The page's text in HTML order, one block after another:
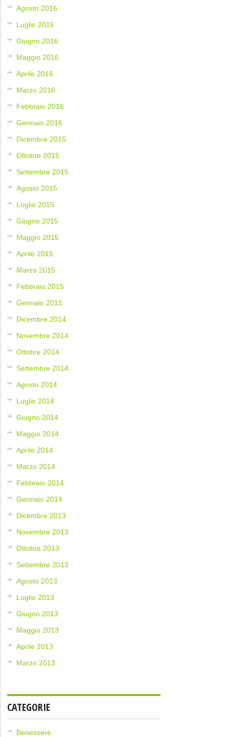
Agosto 2016
Luglio 2016
Giugno 2016
Maggio 2016
Aprile 2016
Marzo 2016
Febbraio 2016
Gennaio 2016
Dicembre 2015
Ottobre 2015
Settembre 2015
Agosto 2015
Luglio 2015
Giugno 2015
Maggio 2015
Aprile 2015
Marzo 2015
Febbraio 2015
Gennaio 2015
Dicembre 2014
Novembre 2014
Ottobre 2014
Settembre 2014
Agosto 2014
Luglio 2014
Giugno 2014
Maggio 2014
Aprile 2014
Marzo 2014
Febbraio 2014
Gennaio 2014
Dicembre 2013
Novembre 2013
Ottobre 2013
Settembre 2013
Agosto 2013
Luglio 2013
Giugno 2013
Maggio 2013
Aprile 2013
Marzo 2013
CATEGORIE
Benessere